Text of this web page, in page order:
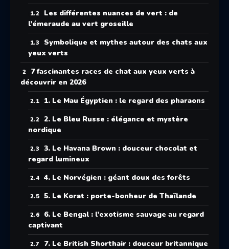
Les différentes nuances de vert : de
l’émeraude au vert groseille
Symbolique et mythes autour des chats aux
yeux verts
7 fascinantes races de chat aux yeux verts à
découvrir en 2026
1. Le Mau Égyptien : le regard des pharaons
2. Le Bleu Russe : élégance et mystère
nordique
3. Le Havana Brown : douceur chocolat et
regard lumineux
4. Le Norvégien : géant doux des forêts
5. Le Korat : porte-bonheur de Thaïlande
6. Le Bengal : l’exotisme sauvage au regard
captivant
7. Le British Shorthair : douceur britannique